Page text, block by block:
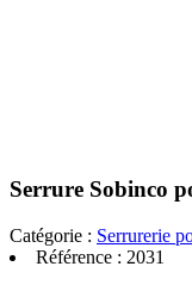
Serrure Sobinco
Catégorie : Serrurerie
Référence : 2031